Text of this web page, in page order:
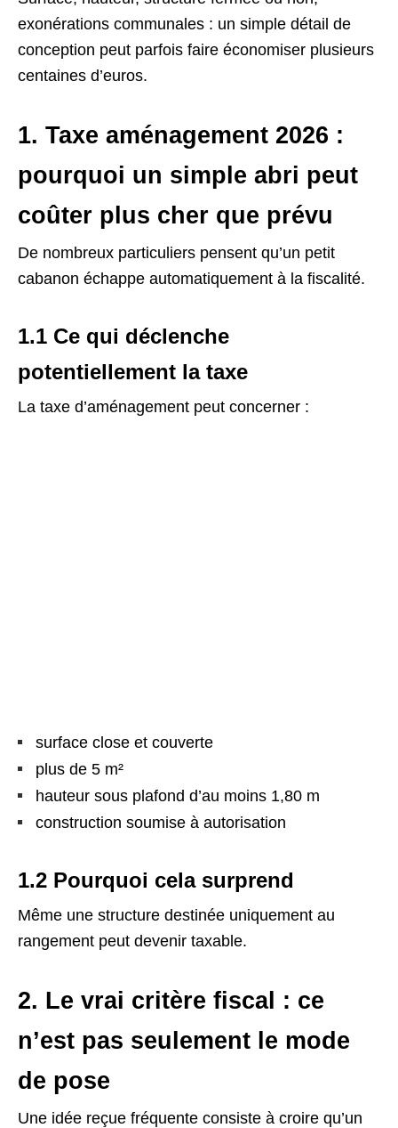
exonérations communales : un simple détail de
conception peut parfois faire économiser plusieurs
centaines d’euros.
1. Taxe aménagement 2026 :
pourquoi un simple abri peut
coûter plus cher que prévu
De nombreux particuliers pensent qu’un petit
cabanon échappe automatiquement à la fiscalité.
1.1 Ce qui déclenche
potentiellement la taxe
La taxe d’aménagement peut concerner :
surface close et couverte
plus de 5 m²
hauteur sous plafond d’au moins 1,80 m
construction soumise à autorisation
1.2 Pourquoi cela surprend
Même une structure destinée uniquement au
rangement peut devenir taxable.
2. Le vrai critère fiscal : ce
n’est pas seulement le mode
de pose
Une idée reçue fréquente consiste à croire qu’un